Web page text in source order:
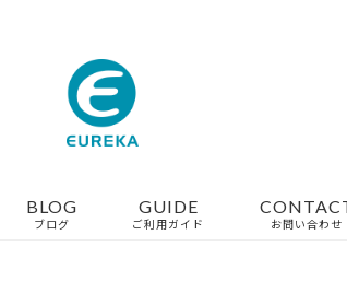
BLOG
ブログ
GUIDE
ご利用ガイド お問い合わせ